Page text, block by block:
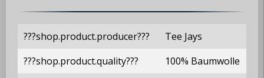
???shop.product.producer???
Tee Jays
???shop.product.quality???
100% Baumwolle